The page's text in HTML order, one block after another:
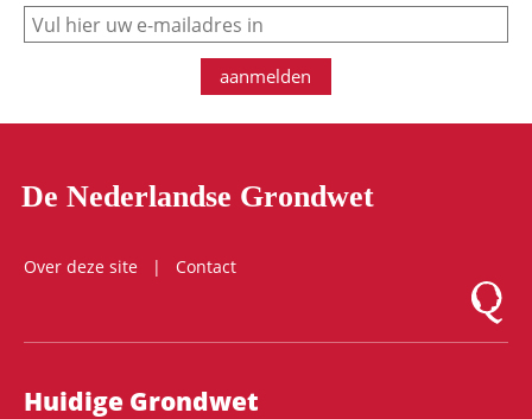
e-mail
aanmelden
De Nederlandse Grondwet
Over deze site
Contact
Logo
Hoofdnavigatie
Huidige Grondwet